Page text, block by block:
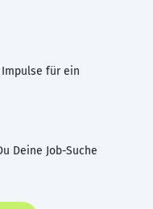
für ein
Deine Job-Suche